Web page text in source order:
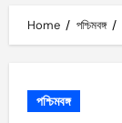
Home পশ্চিমবঙ্গ
পশ্চিমবঙ্গ